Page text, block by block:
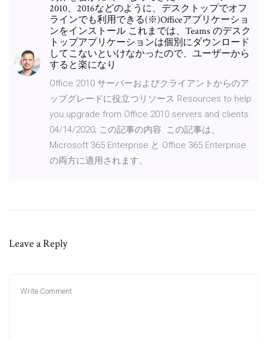
2010、2016などのように、デスクトップでオフ
ラインでも利用できる(※)Officeアプリケーショ
ンをインストール これまでは、Teams のデスク
トップアプリケーションは個別にダウンロード
してこないといけなかったので、ユーザーから
すると楽になり
Office 2010 サーバーおよびクライアントからのア
ップグレードに役立つリソース Resources to help
you upgrade from Office 2010 servers and clients.
04/14/2020; この記事の内容. この記事は、
Microsoft 365 Enterprise と Office 365 Enterprise
の両方に適用されます。
Leave a Reply